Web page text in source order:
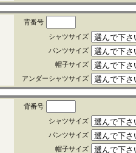
背番号
シャツサイズ
パンツサイズ
帽子サイズ
アンダーシャツサイズ
背番号
シャツサイズ
パンツサイズ
帽子サイズ